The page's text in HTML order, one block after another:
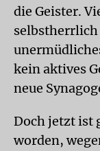
die Geister.
kein aktives
neue
Doch jetzt ist
worden,